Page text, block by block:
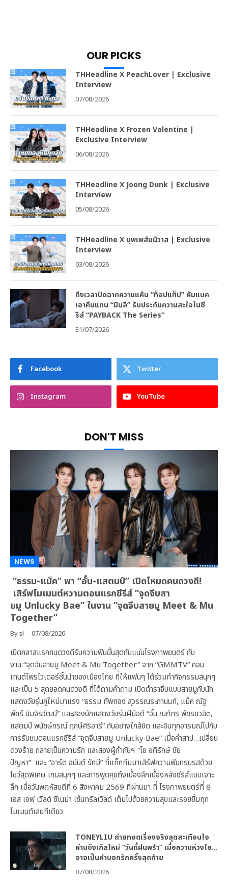
OUR PICKS
THHeadline X PeachLover | Exclusive
Interview
07/08/2026
THHeadline X Frozen Valentine |
Exclusive Interview
06/08/2026
THHeadline X Joong Dunk | Exclusive
Interview
05/08/2026
THHeadline X บุพเพสันนิวาส | Exclusive
Interview
03/08/2026
ถึงเวลาปิดฉากความแค้น “ท็อปแท็ป” คัมแบค
เอาคืนแทน “มินลี” รับประกันความสะใจในซี
รีส์ “PAYBACK The Series”
31/07/2026
Facebook Twitter
Instagram YouTube
DON'T MISS
NEWS
“ธรรม-แม็ค” พา “อั๋น-แสตมป์” เปิดโหมดคนดวงดี!
เสิร์ฟโมเมนต์หวานตอนแรกซีรีส์ “จุดจีบสา
ยมู Unlucky Bae” ในงาน “จุดจีบสายมู Meet & Mu
Together”
Bysl 07/08/2026
เปิดคลาสแรกคนดวงดีรับความฟินขั้นสุดกันแน่นโรงภาพยนตร์ กับ
งาน “จุดจีบสายมู Meet & Mu Together” จาก “GMMTV” คอน
เทนต์โพรไวเดอร์ชั้นนำของเมืองไทย ที่ให้แฟนๆ ได้ร่วมทำกิจกรรมสนุกๆ
และเป็น 5 สุดยอดคนดวงดี ที่ได้ถามคำถาม เปิดตำราจีบแบบสายมูกับนัก
แสดงวัยรุ่นคู่ใหม่มาแรง “ธรรม ทัพทอง สุวรรณระกานนท์, แม็ค ณัฐ
พัชร์ นิมจิรวัฒน์” และสองนักแสดงวัยรุ่นฝีมือดี “อั๋น ณภัทร พัชรชวลิต,
แสตมป์ พนัชษ์กรณ์ ฤกษ์ศิริอารี” กันอย่างใกล้ชิด และอินทุกอารมณ์ไปกับ
การรับชมตอนแรกซีรีส์ “จุดจีบสายมู Unlucky Bae” เมื่อคำสาป…เปลี่ยน
ดวงร้าย กลายเป็นความรัก และสองผู้กำกับฯ “โย อภิรักษ์ ชัย
ปัญหา” และ “อาร์ต อนันต์ รัศมี” ที่แท็กทีมมาเสิร์ฟความฟินครบรสด้วย
โชว์สุดพิเศษ เกมสนุกๆ และการพูดคุยถึงเบื้องลึกเบื้องหลังซีรีส์แบบเจาะ
ลึก เมื่อวันพฤหัสบดีที่ 6 สิงหาคม 2569 ที่ผ่านมา ที่ โรงภาพยนตร์ที่ 8
เอส เอฟ เวิลด์ ซีเนม่า เซ็นทรัลเวิลด์ เต็มไปด้วยความสุขและรอยยิ้มทุก
โมเมนต์เลยทีเดียว
TONEYLIU ถ่ายทอดเรื่องจริงสุดสะเทือนใจ
ผ่านซิงเกิลใหม่ “วันที่ฝนพรำ” เมื่อความห่วงใย…
อาจเป็นคำบอกรักครั้งสุดท้าย
07/08/2026